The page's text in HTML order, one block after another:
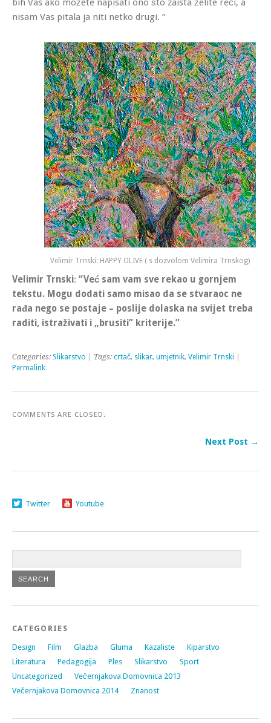
bih Vas ako možete napisati ono što zaista želite reći, a
nisam Vas pitala ja niti netko drugi. ”
Velimir Trnski: HAPPY OLIVE ( s dozvolom Velimira Trnskog)
Velimir Trnski: “Već sam vam sve rekao u gornjem
tekstu. Mogu dodati samo misao da se stvaraoc ne
rađa nego se postaje – poslije dolaska na svijet treba
raditi, istraživati i „brusiti” kriterije.”
Categories: Slikarstvo | Tags: crtač, slikar, umjetnik, Velimir Trnski
Permalink
COMMENTS ARE CLOSED.
Next Post →
Twitter Youtube
CATEGORIES
Design Film Glazba Gluma Kazaliste
Kiparstvo
Literatura
Pedagogija Ples Slikarstvo
Sport
Uncategorized
Večernjakova Domovnica 2013
Večernjakova Domovnica 2014
Znanost